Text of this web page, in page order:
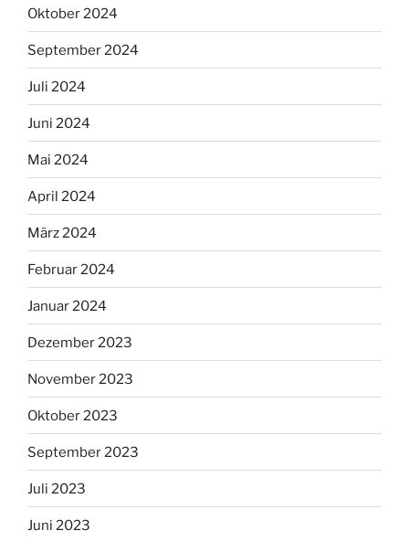
Oktober 2024
September 2024
Juli 2024
Juni 2024
Mai 2024
April 2024
März 2024
Februar 2024
Januar 2024
Dezember 2023
November 2023
Oktober 2023
September 2023
Juli 2023
Juni 2023